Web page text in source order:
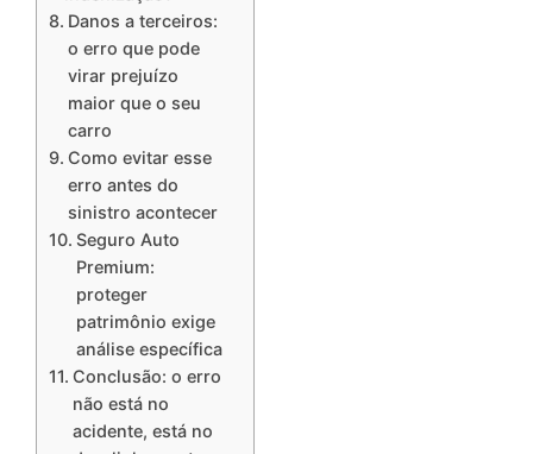
Danos a terceiros:
o erro que pode
virar prejuízo
maior que o seu
carro
Como evitar esse
erro antes do
sinistro acontecer
Seguro Auto
Premium:
proteger
patrimônio exige
análise específica
Conclusão: o erro
não está no
acidente, está no